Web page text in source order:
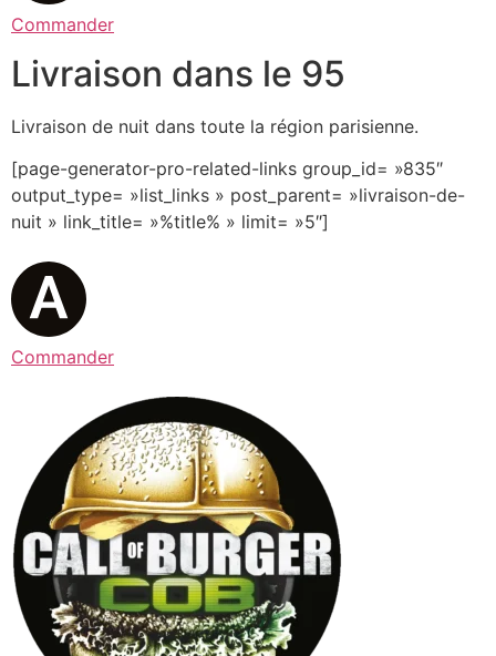
Commander
Livraison dans le 95
Livraison de nuit dans toute la région parisienne.
[page-generator-pro-related-links group_id= »835″
output_type= »list_links » post_parent= »livraison-de-
nuit » link_title= »%title% » limit= »5″]
Commander